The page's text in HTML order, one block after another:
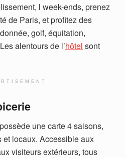
l week-ends, prenez
de Paris, et profitez des
golf, équitation,
alentours de l’hôtel sont
possède une carte 4 saisons,
et locaux. Accessible aux
visiteurs extérieurs, tous